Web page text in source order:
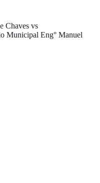
Chaves vs
Municipal Eng° Manuel